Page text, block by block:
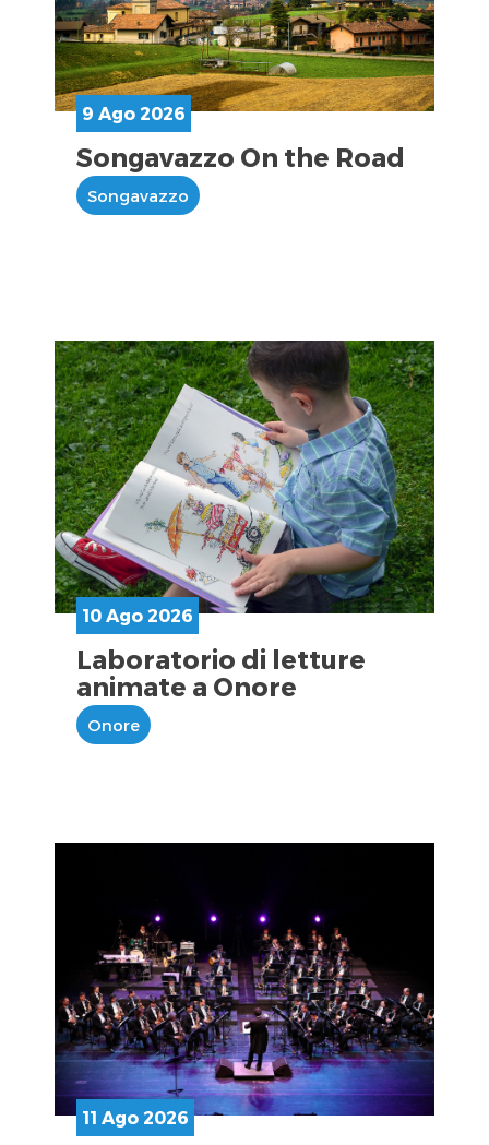
9 Ago 2026
Songavazzo On the Road
Songavazzo
10 Ago 2026
Laboratorio di letture
animate a Onore
Onore
11 Ago 2026